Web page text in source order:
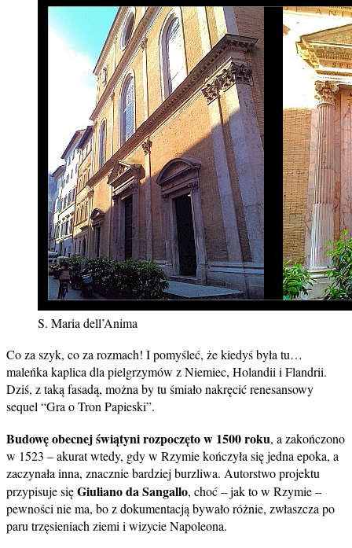
S. Maria dell’Anima
Co za szyk, co za rozmach! I pomyśleć, że kiedyś była tu…
maleńka kaplica dla pielgrzymów z Niemiec, Holandii i Flandrii.
Dziś, z taką fasadą, można by tu śmiało nakręcić renesansowy
sequel “Gra o Tron Papieski”.
Budowę obecnej świątyni rozpoczęto w 1500 roku, a zakończono
w 1523 – akurat wtedy, gdy w Rzymie kończyła się jedna epoka, a
zaczynała inna, znacznie bardziej burzliwa. Autorstwo projektu
przypisuje sięGiuliano da Sangallo, choć – jak to w Rzymie –
pewności nie ma, bo z dokumentacją bywało różnie, zwłaszcza po
paru trzęsieniach ziemi i wizycie Napoleona.